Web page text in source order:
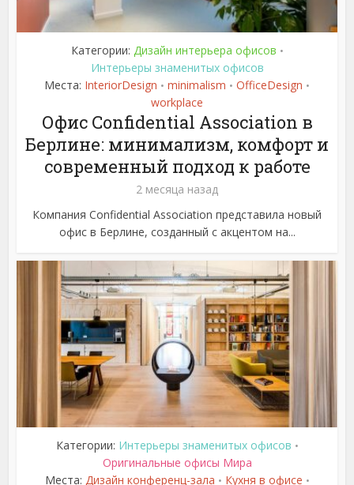
Категории: Дизайн интерьера офисов •
Интерьеры знаменитых офисов
Места: InteriorDesign • minimalism • OfficeDesign •
workplace
Офис Confidential Association в
Берлине: минимализм, комфорт и
современный подход к работе
2 месяца назад
Компания Confidential Association представила новый
офис в Берлине, созданный с акцентом на...
Категории: Интерьеры знаменитых офисов •
Оригинальные офисы Мира
Места: Дизайн конференц-зала • Кухня в офисе •